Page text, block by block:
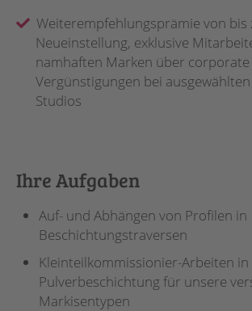
Ihre Aufgaben
Auf- und Abhängen von Profilen in
Beschichtungstraversen
Kleinteilkommissionier-Arbeiten in
Pulverbeschichtung für unsere
Markisentypen
Weiterempfehlungsprämie von bis
Neueinstellung, exklusive
namhaften Marken über
Vergünstigungen bei
Studios